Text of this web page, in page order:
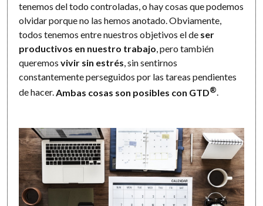
tenemos del todo controladas, o hay cosas que podemos
olvidar porque no las hemos anotado. Obviamente,
todos tenemos entre nuestros objetivos el de ser
productivos en nuestro trabajo, pero también
queremosvivir sin estrés, sin sentirnos
constantemente perseguidos por las tareas pendientes
de hacer. Ambas cosas son posibles con GTD®.